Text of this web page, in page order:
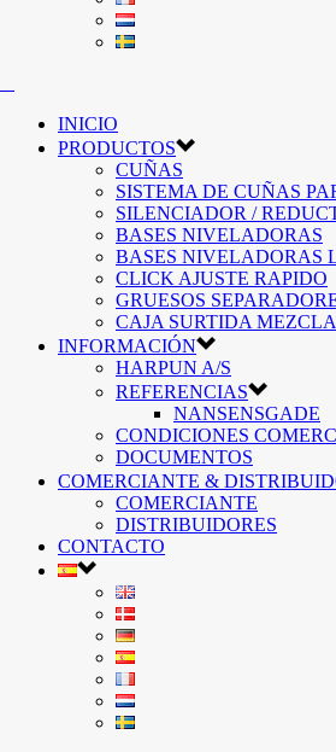
INICIO
PRODUCTOS
CUÑAS
SISTEMA DE CUÑAS
SILENCIADOR /
BASES NIVELADORAS
BASES NIVELADORAS
CLICK AJUSTE RAPIDO
GRUESOS
CAJA SURTIDA
INFORMACIÓN
HARPUN A/S
REFERENCIAS
NANSENSGADE
CONDICIONES
DOCUMENTOS
COMERCIANTE &
COMERCIANTE
DISTRIBUIDORES
CONTACTO